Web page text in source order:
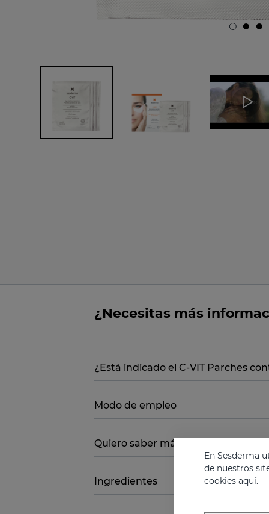
¿Necesitas más
¿Está indicado el C-VIT Parches
Modo de empleo
Quiero saber más
Ingredientes
En Sesderma
de nuestros
cookies aquí.